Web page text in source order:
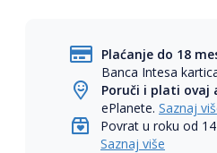
Plaćanje do 18
Banca Intesa
Poruči i plati ovaj
ePlanete.Saznaj
Povrat u roku od
Saznaj više